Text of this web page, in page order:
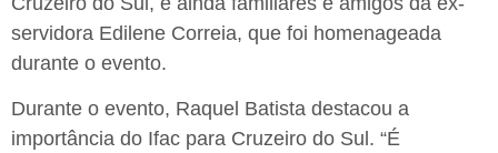
servidora Edilene Correia, que foi homenageada
durante o evento.
Durante o evento, Raquel Batista destacou a
importância do Ifac para Cruzeiro do Sul. “É